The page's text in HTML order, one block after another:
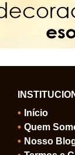
Início
Quem
Nosso